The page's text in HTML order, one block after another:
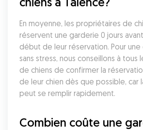
En moyenne, les propriétaires de
réservent une garderie 0 jours
début de leur réservation. Pour
sans stress, nous conseillons à tous
de chiens de confirmer la
de leur chien dès que possible, car
peut se remplir rapidement.
Combien coûte une